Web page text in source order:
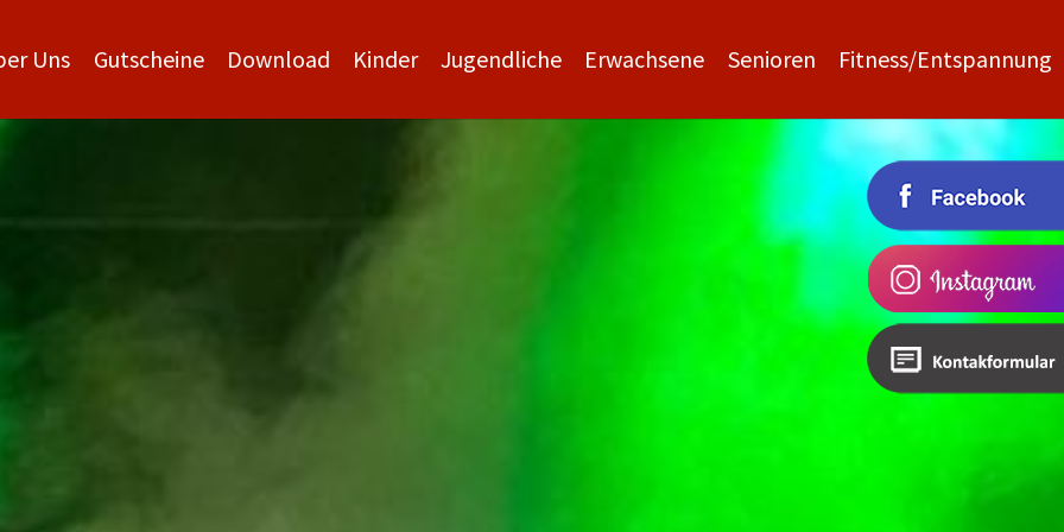
Uns Gutscheine Download Kinder Jugendliche Erwachsene Senioren Fitness/Entspannung